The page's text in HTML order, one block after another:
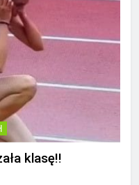
klasę!!